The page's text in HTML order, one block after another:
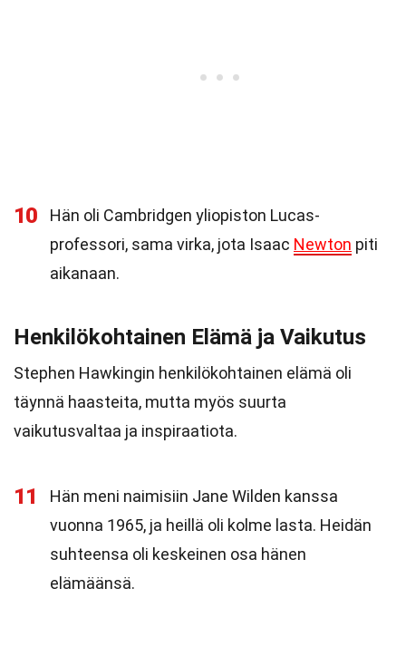
10
Hän oli Cambridgen yliopiston Lucas-
professori, sama virka, jota Isaac Newton piti
aikanaan.
Henkilökohtainen Elämä ja Vaikutus
Stephen Hawkingin henkilökohtainen elämä oli
täynnä haasteita, mutta myös suurta
vaikutusvaltaa ja inspiraatiota.
11
Hän meni naimisiin Jane Wilden kanssa
vuonna 1965, ja heillä oli kolme lasta. Heidän
suhteensa oli keskeinen osa hänen
elämäänsä.